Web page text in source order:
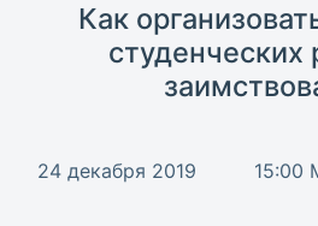
Как
студенческих
24 декабря 2019 15:00